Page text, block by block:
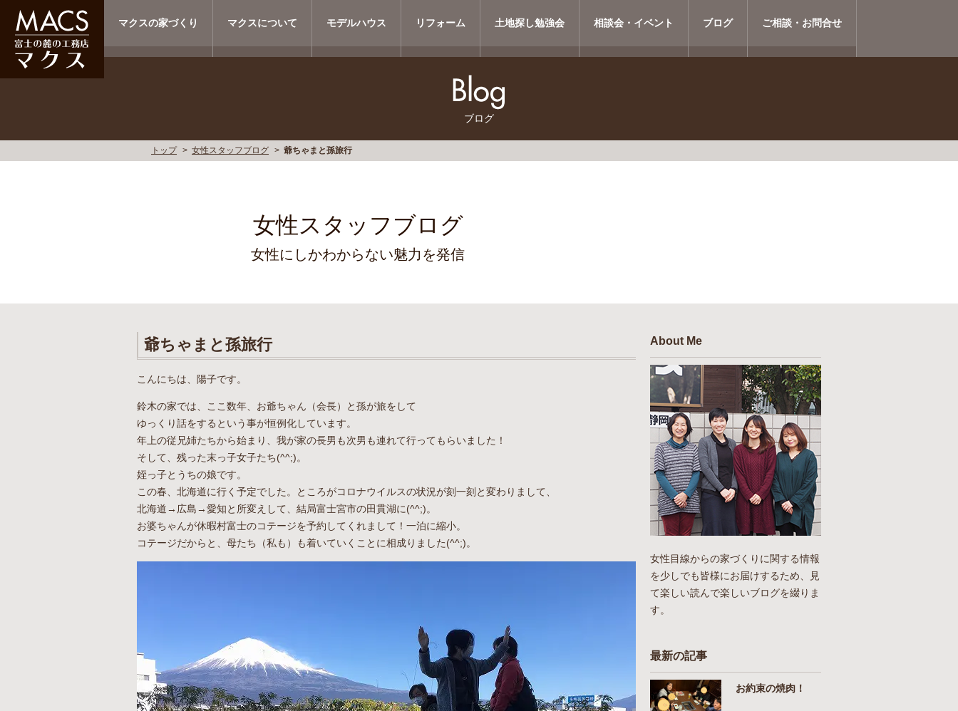
マクスの家づくり マクスについて モデルハウス リフォーム 土地探し勉強会 相談会・イベント ブログ ご相談・お問合せ
ブログ
トップ 女性スタッフブログ 爺ちゃまと孫旅行
女性スタッフブログ
女性にしかわからない魅力を発信
爺ちゃまと孫旅行
こんにちは、陽子です。
鈴木の家では、ここ数年、お爺ちゃん（会長）と孫が旅をして
ゆっくり話をするという事が恒例化しています。
年上の従兄姉たちから始まり、我が家の長男も次男も連れて行ってもらいました！
そして、残った末っ子女子たち(^^;)。
姪っ子とうちの娘です。
この春、北海道に行く予定でした。ところがコロナウイルスの状況が刻一刻と変わりまして、
北海道→広島→愛知と所変えして、結局富士宮市の田貫湖に(^^;)。
お婆ちゃんが休暇村富士のコテージを予約してくれまして！一泊に縮小。
コテージだからと、母たち（私も）も着いていくことに相成りました(^^;)。
About Me
女性目線からの家づくりに関する情報
を少しでも皆様にお届けするため、見
て楽しい読んで楽しいブログを綴りま
す。
最新の記事
お約束の焼肉！